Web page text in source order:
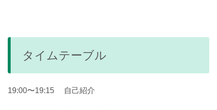
タイムテーブル
19:00〜19:15 自己紹介